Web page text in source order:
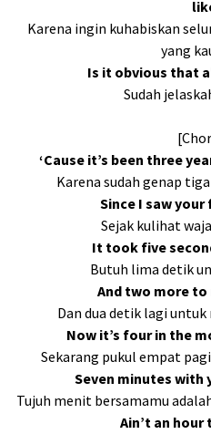
Karena ingin kuhabiskan
yang
Is it obvious that
Sudah
‘Cause it’s been three
Karena sudah genap
Since I saw
Sejak kulihat
It took five
Butuh lima detik
And two more to
Dan dua detik lagi
Now it’s four in the
Sekarang pukul empat
Seven minutes with
Tujuh menit bersamamu
Ain’t an